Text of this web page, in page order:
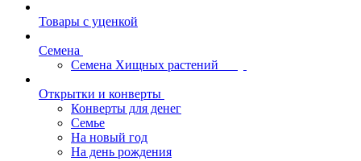
Товары с уценкой
Семена
Семена Хищных растений
Открытки и конверты
Конверты для денег
Семье
На новый год
На день рождения